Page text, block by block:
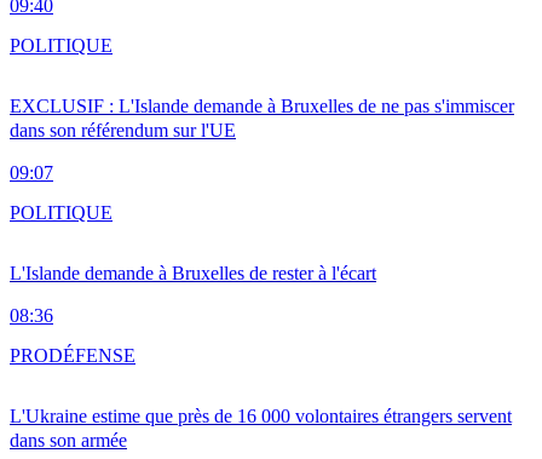
09:40
EXCLUSIF : L'Islande demande à Bruxelles de ne pas s'immiscer
dans son référendum sur l'UE
09:07
POLITIQUE
L'Islande demande à Bruxelles de rester à l'écart
08:36
POLITIQUE
L'Ukraine estime que près de 16 000 volontaires étrangers servent
dans son armée
PRODÉFENSE